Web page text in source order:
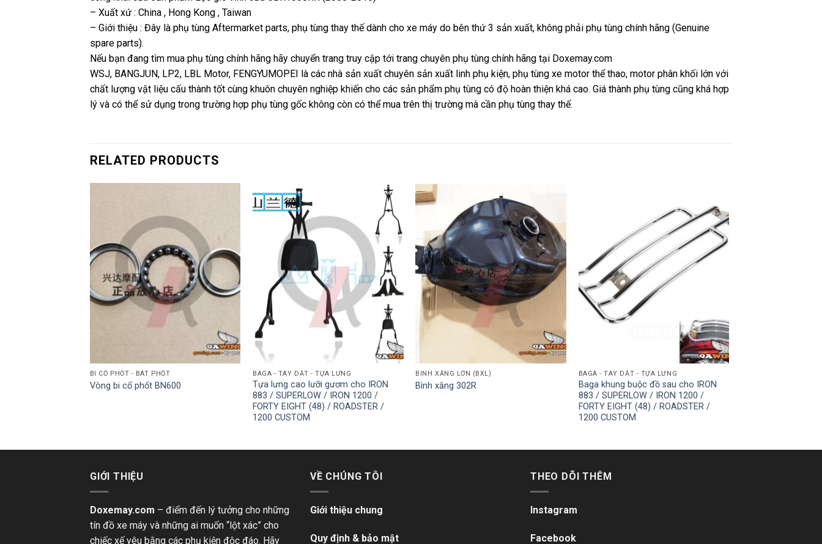
– Xuất xứ : China , Hong Kong , Taiwan
– Giới thiệu : Đây là phụ tùng Aftermarket parts, phụ tùng thay thế dành cho xe máy do bên thứ 3 sản xuất, không phải phụ tùng chính hãng (Genuine
spare parts).
Nếu bạn đang tìm mua phụ tùng chính hãng hãy chuyển trang truy cập tới trang chuyên phụ tùng chính hãng tại Doxemay.com
WSJ, BANGJUN, LP2, LBL Motor, FENGYUMOPEI là các nhà sản xuất chuyên sản xuất linh phụ kiện, phụ tùng xe motor thể thao, motor phân khối lớn với
chất lượng vật liệu cấu thành tốt cùng khuôn chuyên nghiệp khiến cho các sản phẩm phụ tùng có độ hoàn thiện khá cao. Giá thành phụ tùng cũng khá hợp
lý và có thể sử dụng trong trường hợp phụ tùng gốc không còn có thể mua trên thị trường mà cần phụ tùng thay thế.
RELATED PRODUCTS
BI CỔ PHỐT - BÁT PHỐT
Vòng bi cổ phốt BN600
BAGA - TAY DẮT - TỰA LƯNG
Tựa lưng cao lưỡi gươm cho IRON
883 / SUPERLOW / IRON 1200 /
FORTY EIGHT (48) / ROADSTER /
1200 CUSTOM
BÌNH XĂNG LỚN (BXL)
Bình xăng 302R
BAGA - TAY DẮT - TỰA LƯNG
Baga khung buộc đồ sau cho IRON
883 / SUPERLOW / IRON 1200 /
FORTY EIGHT (48) / ROADSTER /
1200 CUSTOM
GIỚI THIỆU
Doxemay.com – điểm đến lý tưởng cho những
tín đồ xe máy và những ai muốn “lột xác” cho
chiếc xế yêu bằng các phụ kiện độc đáo. Hãy
VỀ CHÚNG TÔI
Giới thiệu chung
Quy định & bảo mật
THEO DÕI THÊM
Instagram
Facebook